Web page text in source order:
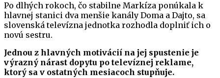
Po dlhých rokoch, čo stabilne Markíza ponúkala k
hlavnej stanici dva menšie kanály Doma a Dajto, sa
slovenská televízna jednotka rozhodla doplniť ich o
novú sestru.
Jednou z hlavných motivácií na jej spustenie je
výrazný nárast dopytu po televíznej reklame,
ktorý sa v ostatných mesiacoch stupňuje.